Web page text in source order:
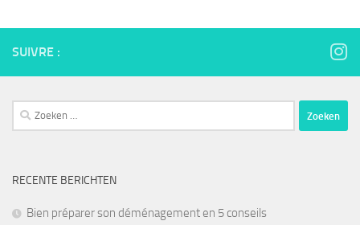
SUIVRE :
Zoeken
naar:
RECENTE BERICHTEN
Bien préparer son déménagement en 5 conseils